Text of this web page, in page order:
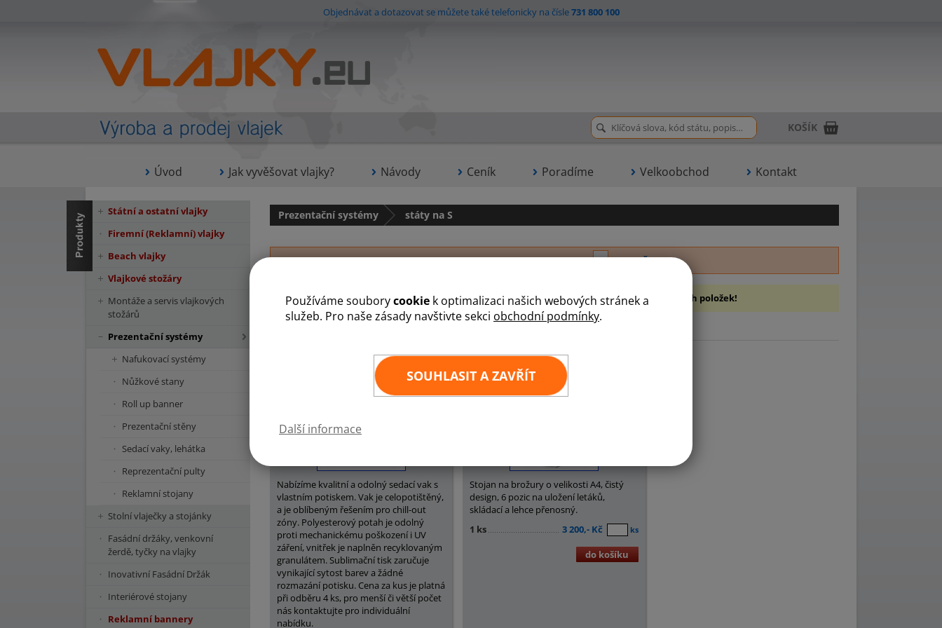
Používáme souborycookie k optimalizaci našich webových stránek a
služeb. Pro naše zásady navštivte sekci obchodní podmínky.
SOUHLASIT A ZAVŘÍT
Další informace
Objednávat a dotazovat se můžete také telefonicky na čísle731 800 100
Úvod Jak vyvěšovat vlajky? Návody Ceník Poradíme Velkoobchod Kontakt
KOŠÍK
Prezentační systémy státy na S
A B H J L N O P R S T V Ž
Klikněte na podkategorii nebo počáteční písmeno pro zobrazení dalších položek!
Sedací vak s potiskem
Nabízíme kvalitní a odolný sedací vak s
vlastním potiskem. Vak je celopotištěný,
a je oblíbeným řešením pro chill-out
zóny. Polyesterový potah je odolný
proti mechanickému poškození i UV
záření, vnitřek je naplněn recyklovaným
granulátem. Sublimační tisk zaručuje
vynikající sytost barev a žádné
rozmazání potisku. Cena za kus je platná
při odběru 4 ks, pro menší či větší počet
nás kontaktujte pro individuální
nabídku.
Stojan na letáky klasik s kufříkem
Stojan na brožury o velikosti A4, čistý
design, 6 pozic na uložení letáků,
skládací a lehce přenosný.
1 ks
3 200,- Kč ks
do košíku
Státní a ostatní vlajky
Firemní (Reklamní) vlajky
Beach vlajky
Vlajkové stožáry
Montáže a servis vlajkových
stožárů
Prezentační systémy
Nafukovací systémy
Nůžkové stany
Roll up banner
Prezentační stěny
Sedací vaky, lehátka
Reprezentační pulty
Reklamní stojany
Stolní vlaječky a stojánky
Fasádní držáky, venkovní
žerdě, tyčky na vlajky
Inovativní Fasádní Držák
Interiérové stojany
Reklamní bannery